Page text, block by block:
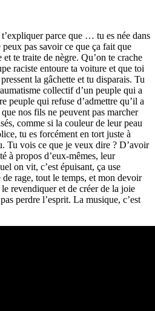
parce que … tu es née dans
pas savoir ce que ça fait que
te traite de nègre. Qu’on te crache
raciste entoure ta voiture et que toi
la gâchette et tu disparais. Tu
collectif d’un peuple qui a
peuple qui refuse d’admettre qu’il a
nos fils ne peuvent pas marcher
comme si la couleur de leur peau
tu es forcément en tort juste à
Tu vois ce que je veux dire ? D’avoir
à propos d’eux-mêmes, leur
on vit, c’est épuisant, ça use
rage, tout le temps, et mon devoir
revendiquer et de créer de la joie
perdre l’esprit. La musique, c’est